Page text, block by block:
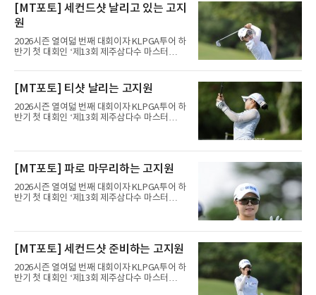
[MT포토] 세컨드샷 날리고 있는 고지
원
2026시즌 열여덟 번째 대회이자 KLPGA투어 하
반기 첫 대회인 ‘제13회 제주삼다수 마스터
제주도 서귀포시에 위치한 테디밸리 골프앤리조
트(파72/6,767야드)에서 열리고 있다.7일 현재
2라운드 경기가 펼쳐지고 있다.고지원(삼천리)
이 11번 홀에서 경기하고 있다.
[MT포토] 티샷 날리는 고지원
2026시즌 열여덟 번째 대회이자 KLPGA투어 하
반기 첫 대회인 ‘제13회 제주삼다수 마스터
트(파72/6,767야드)에서 열리고 있다.7일 현재
이 12번 홀에서 경기하고 있다.
[MT포토] 파로 마무리하는 고지원
2026시즌 열여덟 번째 대회이자 KLPGA투어 하
반기 첫 대회인 ‘제13회 제주삼다수 마스터
트(파72/6,767야드)에서 열리고 있다.7일 현재
이 11번 홀에서 경기하고 있다.
[MT포토] 세컨드샷 준비하는 고지원
2026시즌 열여덟 번째 대회이자 KLPGA투어 하
반기 첫 대회인 ‘제13회 제주삼다수 마스터